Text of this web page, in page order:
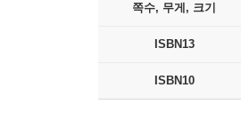
쪽수, 무게, 크기
ISBN13
ISBN10